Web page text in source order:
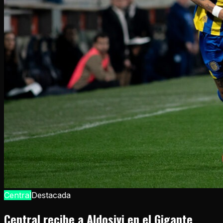
CentralDestacada
Central recibe a Aldosivi en el Gigante